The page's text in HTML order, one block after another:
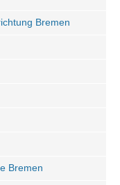
Bremen
Bremen